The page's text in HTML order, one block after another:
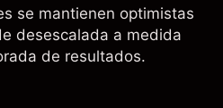
se mantienen optimistas
desescalada a medida
de resultados.